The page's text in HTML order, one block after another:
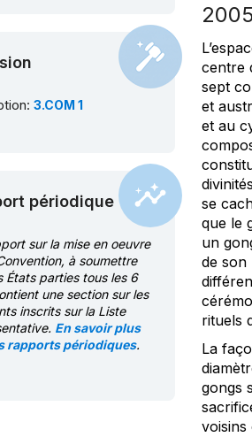
3.COM 1
périodique
sur la mise en oeuvre
à soumettre
États parties tous les 6
une section sur les
inscrits sur la Liste
En savoir plus
rapports périodiques.
centre
sept
et
et au
se
que le
un
de son
rituels
La
gongs
voisins